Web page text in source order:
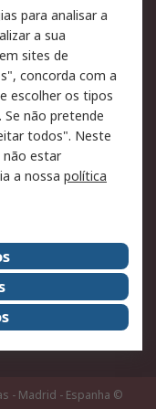
de cookies
de emails
na RS
- Madrid - Espanha ©
para analisar a
a sua
sites de
concorda com a
escolher os tipos
Se não pretende
todos". Neste
não estar
a nossa política